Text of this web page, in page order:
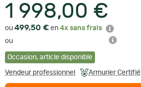
1 998,00 €
ou 499,50 € en 4x sans frais
ou
Occasion, article disponible
Vendeur professionnel Armurier Certifié